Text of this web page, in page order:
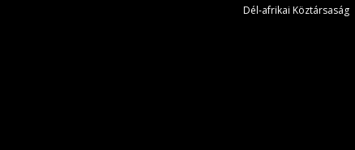
Dél-afrikai Köztársaság